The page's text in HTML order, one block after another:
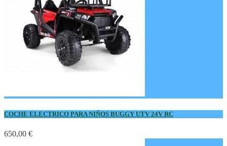
COCHE ELECTRICO PARA NIÑOS BUGGY UTV 24V RC
650,00 €